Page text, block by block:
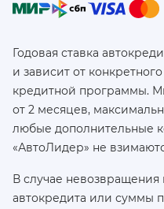
Годовая ставка
и зависит от
кредитной программы.
от 2 месяцев,
любые дополнительные
«АвтоЛидер» не
В случае
автокредита или суммы